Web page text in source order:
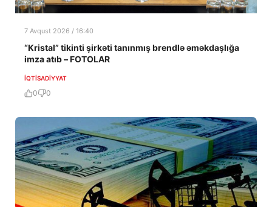
7 Avqust 2026 / 16:40
“Kristal” tikinti şirkəti tanınmış brendlə əməkdaşlığa
imza atıb – FOTOLAR
İQTISADIYYAT
0 0